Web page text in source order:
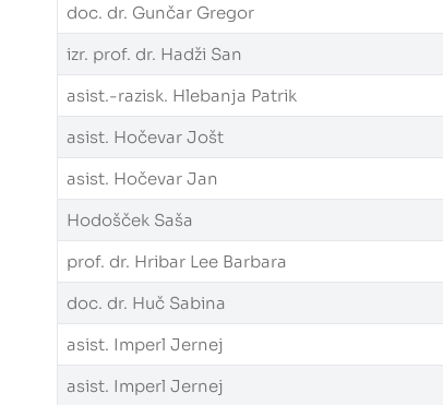
doc. dr. Gunčar Gregor
izr. prof. dr. Hadži San
asist.-razisk. Hlebanja Patrik
asist. Hočevar Jošt
asist. Hočevar Jan
Hodošček Saša
prof. dr. Hribar Lee Barbara
doc. dr. Huč Sabina
asist. Imperl Jernej
asist. Imperl Jernej